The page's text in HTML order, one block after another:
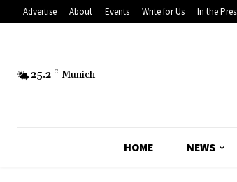
Advertise About Events Write for Us In the
25.2 C Munich
HOME NEWS